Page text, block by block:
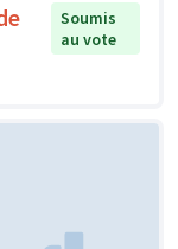
Soumis
au vote